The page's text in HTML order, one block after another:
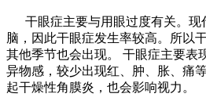
干眼症主要与用眼过度有关。现
脑，因此干眼症发生率较高。所以
其他季节也会出现。 干眼症主要表
异物感，较少出现红、肿、胀、痛
起干燥性角膜炎，也会影响视力。